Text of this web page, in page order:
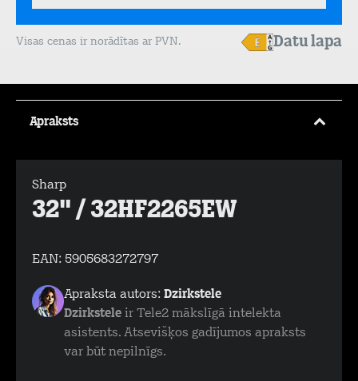
Visas cenas ir norādītas ar PVN. Datu lapa
Apraksts
Sharp
32" / 32HF2265EW
EAN: 5905683272797
Apraksta autors: Dzirkstele
Dzirkstele ir Tele2 mākslīgā intelekta
asistents. Atsevišķos gadījumos apraksts
var būt nepilnīgs.